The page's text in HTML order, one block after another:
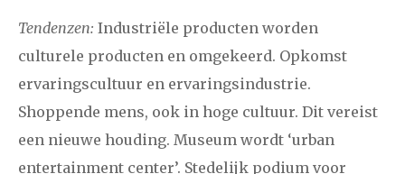
Tendenzen: Industriële producten worden
culturele producten en omgekeerd. Opkomst
ervaringscultuur en ervaringsindustrie.
Shoppende mens, ook in hoge cultuur. Dit vereist
een nieuwe houding. Museum wordt ‘urban
entertainment center’. Stedelijk podium voor